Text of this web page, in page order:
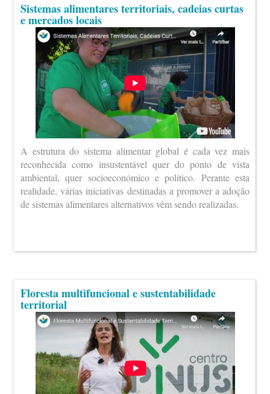
Sistemas alimentares territoriais, cadeias curtas
e mercados locais
A estrutura do sistema alimentar global é cada vez mais
reconhecida como insustentável quer do ponto de vista
ambiental, quer socioeconómico e político. Perante esta
realidade, várias iniciativas destinadas a promover a adoção
de sistemas alimentares alternativos vêm sendo realizadas.
Floresta multifuncional e sustentabilidade
territorial